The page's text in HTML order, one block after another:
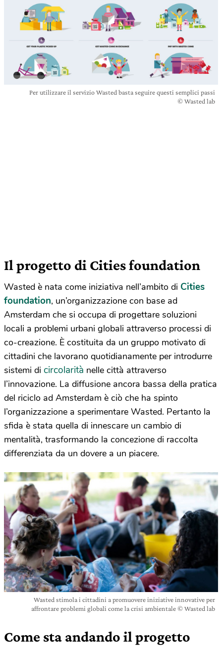
Per utilizzare il servizio Wasted basta seguire questi semplici passi
© Wasted lab
Il progetto di Cities foundation
Wasted è nata come iniziativa nell’ambito di Cities
foundation, un’organizzazione con base ad
Amsterdam che si occupa di progettare soluzioni
locali a problemi urbani globali attraverso processi di
co-creazione. È costituita da un gruppo motivato di
cittadini che lavorano quotidianamente per introdurre
sistemi di circolarità nelle città attraverso
l’innovazione. La diffusione ancora bassa della pratica
del riciclo ad Amsterdam è ciò che ha spinto
l’organizzazione a sperimentare Wasted. Pertanto la
sfida è stata quella di innescare un cambio di
mentalità, trasformando la concezione di raccolta
differenziata da un dovere a un piacere.
Wasted stimola i cittadini a promuovere iniziative innovative per
affrontare problemi globali come la crisi ambientale © Wasted lab
Come sta andando il progetto